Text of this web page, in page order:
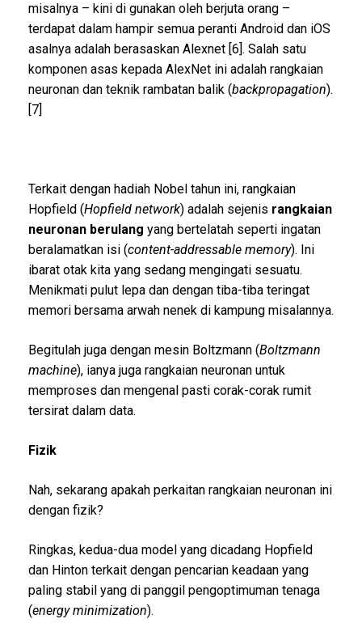
misalnya – kini di gunakan oleh berjuta orang –
terdapat dalam hampir semua peranti Android dan iOS
asalnya adalah berasaskan Alexnet [6]. Salah satu
komponen asas kepada AlexNet ini adalah rangkaian
neuronan dan teknik rambatan balik (backpropagation).
[7]
Terkait dengan hadiah Nobel tahun ini, rangkaian
Hopfield (Hopfield network) adalah sejenis rangkaian
neuronan berulang yang bertelatah seperti ingatan
beralamatkan isi (content-addressable memory). Ini
ibarat otak kita yang sedang mengingati sesuatu.
Menikmati pulut lepa dan dengan tiba-tiba teringat
memori bersama arwah nenek di kampung misalannya.
Begitulah juga dengan mesin Boltzmann (Boltzmann
machine), ianya juga rangkaian neuronan untuk
memproses dan mengenal pasti corak-corak rumit
tersirat dalam data.
Fizik
Nah, sekarang apakah perkaitan rangkaian neuronan ini
dengan fizik?
Ringkas, kedua-dua model yang dicadang Hopfield
dan Hinton terkait dengan pencarian keadaan yang
paling stabil yang di panggil pengoptimuman tenaga
(energy minimization).